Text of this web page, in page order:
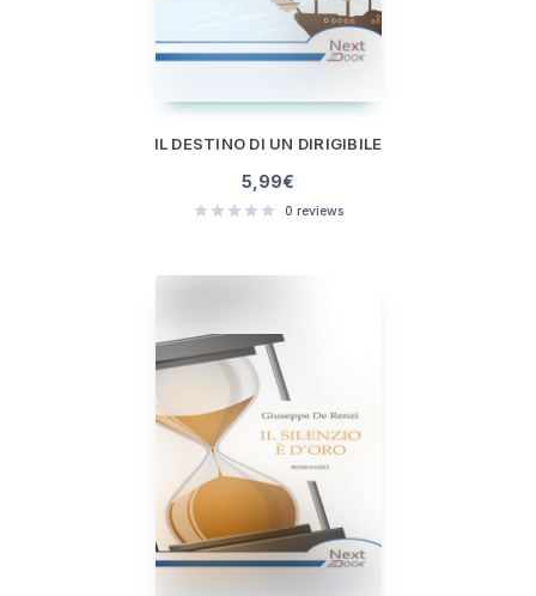
IL DESTINO DI UN DIRIGIBILE
5,99€
0 reviews